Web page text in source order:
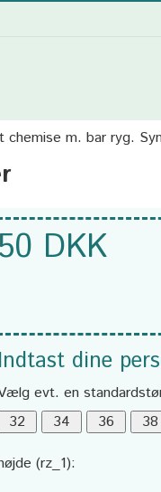
chemise m. bar ryg.
50 DKK
Indtast dine
evt. en
(rz_1):